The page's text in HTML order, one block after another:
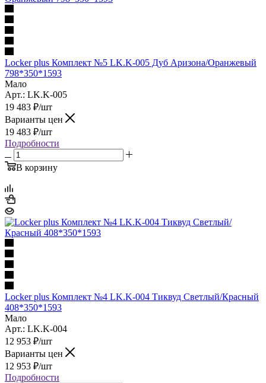
Locker plus Комплект №5 LK.K-005 Дуб Аризона/Оранжевый
798*350*1593
Мало
Арт.: LK.K-005
19 483 ₽/шт
Варианты цен
19 483 ₽/шт
Подробности
В корзину
Locker plus Комплект №4 LK.K-004 Тиквуд Светлый/Красный
408*350*1593
Мало
Арт.: LK.K-004
12 953 ₽/шт
Варианты цен
12 953 ₽/шт
Подробности